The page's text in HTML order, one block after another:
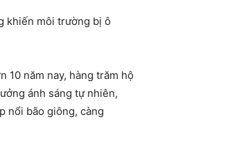
khiến môi trường bị ô
10 năm nay, hàng trăm hộ
ánh sáng tự nhiên,
nổi bão giông, càng